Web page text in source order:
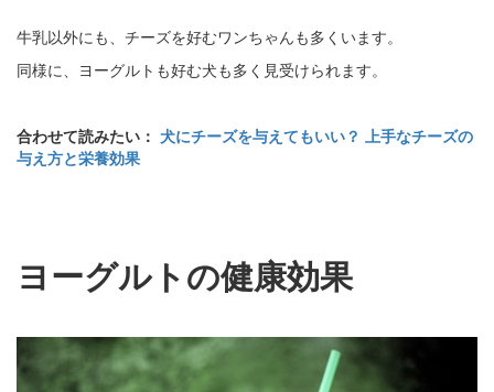
牛乳以外にも、チーズを好むワンちゃんも多くいます。
同様に、ヨーグルトも好む犬も多く見受けられます。
合わせて読みたい： 犬にチーズを与えてもいい？ 上手なチーズの
与え方と栄養効果
ヨーグルトの健康効果